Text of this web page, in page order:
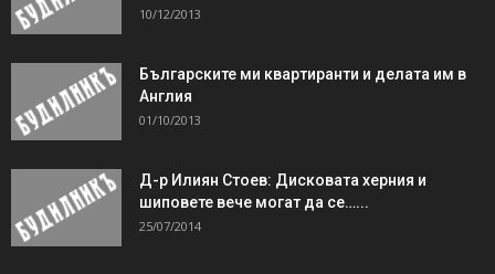
10/12/2013
Българските ми квартиранти и делата им в
Англия
01/10/2013
Д-р Илиян Стоев: Дисковата херния и
шиповете вече могат да се…...
25/07/2014